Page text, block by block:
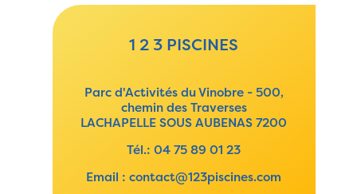
1 2 3 PISCINES
Parc d'Activités du Vinobre - 500,
chemin des Traverses
LACHAPELLE SOUS AUBENAS 7200
Tél.:04 75 89 01 23
Email :contact@123piscines.com